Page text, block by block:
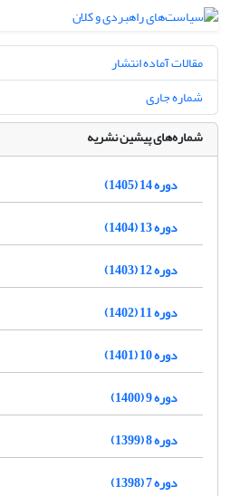
مقالات آماده انتشار
شماره جاری
شماره‌های پیشین نشریه
دوره 14 (1405)
دوره 13 (1404)
دوره 12 (1403)
دوره 11 (1402)
دوره 10 (1401)
دوره 9 (1400)
دوره 8 (1399)
دوره 7 (1398)